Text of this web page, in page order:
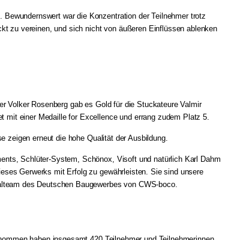
war die Konzentration der Teilnehmer trotz
zu vereinen, und sich nicht von äußeren Einflüssen ablenken
Volker Rosenberg gab es Gold für die Stuckateure Valmir
mit einer Medaille for Excellence und errang zudem Platz 5.
zeigen erneut die hohe Qualität der Ausbildung.
Schlüter-System, Schönox, Visoft und natürlich Karl Dahm
Gerwerks mit Erfolg zu gewährleisten. Sie sind unsere
des Deutschen Baugewerbes von CWS-boco.